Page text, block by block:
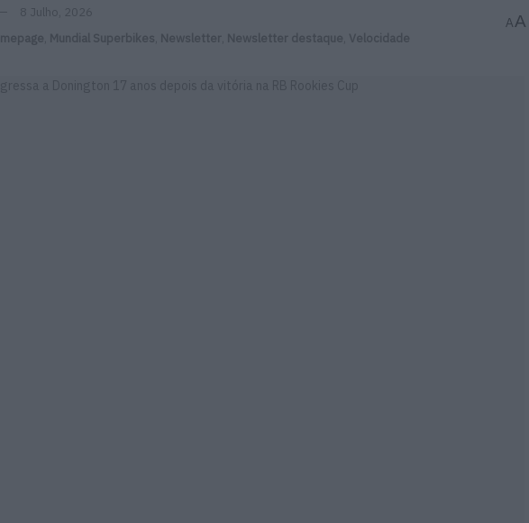
8 Julho, 2026
Mundial Superbikes Newsletter Newsletter destaque Velocidade
AA